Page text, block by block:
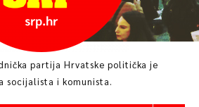
partija Hrvatske politička je
socijalista i komunista.